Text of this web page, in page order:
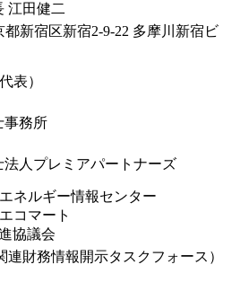
江田健二
都新宿区新宿2-9-22 多摩川新宿ビ
表）
事務所
人プレミアパートナーズ
ネルギー情報センター
コマート
協議会
連財務情報開示タスクフォース）